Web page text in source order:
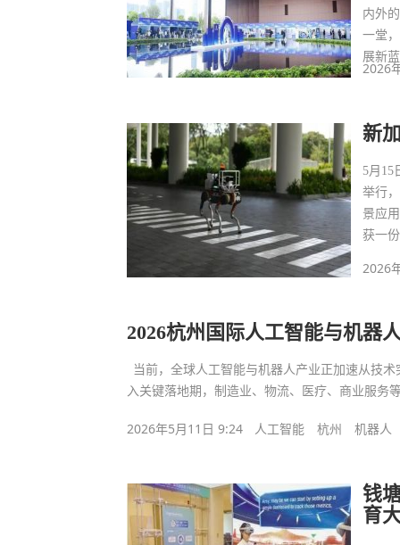
内外
一堂
展新
2026
新
5月15
举行
景应
获一
2026
2026杭州国际人工智能与机器
当前，全球人工智能与机器人产业正加速从技
入关键落地期，制造业、物流、医疗、商业服务
2026年5月11日 9:24 人工智能 杭州 机器人
钱
育